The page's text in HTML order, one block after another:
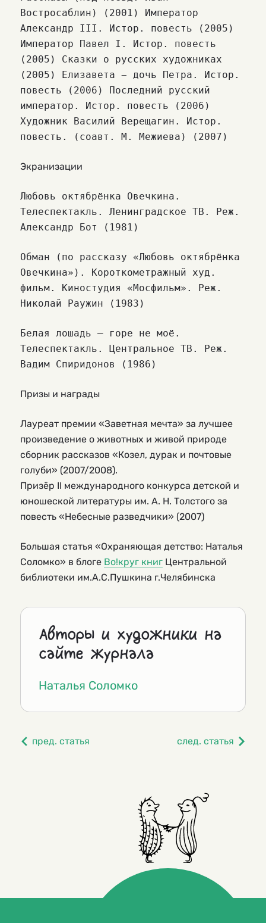
Востросаблин) (2001) Император
Александр III. Истор. повесть (2005)
Император Павел I. Истор. повесть
(2005) Сказки о русских художниках
(2005) Елизавета − дочь Петра. Истор.
повесть (2006) Последний русский
император. Истор. повесть (2006)
Художник Василий Верещагин. Истор.
повесть. (соавт. М. Межиева) (2007)
Экранизации
Любовь октябрёнка Овечкина.
Телеспектакль. Ленинградское ТВ. Реж.
Александр Бот (1981)
Обман (по рассказу «Любовь октябрёнка
Овечкина»). Короткометражный худ.
фильм. Киностудия «Мосфильм». Реж.
Николай Раужин (1983)
Белая лошадь — горе не моё.
Телеспектакль. Центральное ТВ. Реж.
Вадим Спиридонов (1986)
Призы и награды
Лауреат премии «Заветная мечта» за лучшее
произведение о животных и живой природе
сборник рассказов «Козел, дурак и почтовые
голуби» (2007/2008).
Призёр II международного конкурса детской и
юношеской литературы им. А. Н. Толстого за
повесть «Небесные разведчики» (2007)
Большая статья «Охраняющая детство: Наталья
Соломко» в блоге Во!круг книг Центральной
библиотеки им.А.С.Пушкина г.Челябинска
Авторы и художники на
сайте журнала
Наталья Соломко
пред. статья след. статья